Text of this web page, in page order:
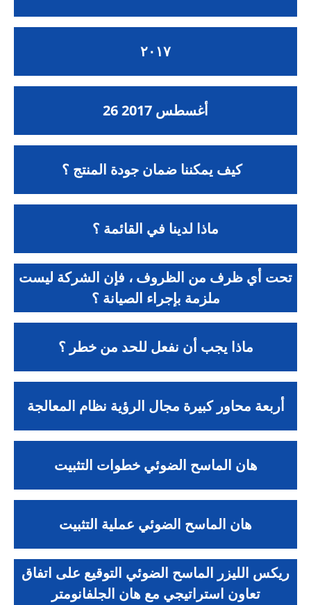
٢٠١٧
26 أغسطس 2017
كيف يمكننا ضمان جودة المنتج ؟
ماذا لدينا في القائمة ؟
تحت أي ظرف من الظروف ، فإن الشركة ليست
ملزمة بإجراء الصيانة ؟
ماذا يجب أن نفعل للحد من خطر ؟
أربعة محاور كبيرة مجال الرؤية نظام المعالجة
هان الماسح الضوئي خطوات التثبيت
هان الماسح الضوئي عملية التثبيت
ريكس الليزر الماسح الضوئي التوقيع على اتفاق
تعاون استراتيجي مع هان الجلفانومتر